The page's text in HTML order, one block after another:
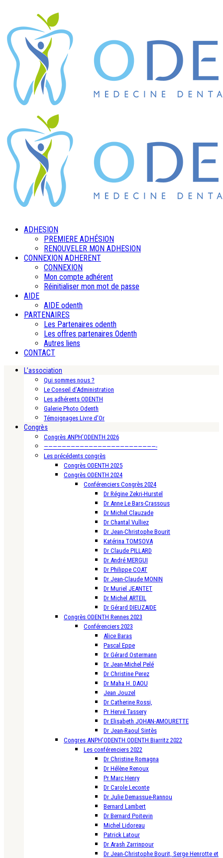
ADHESION
PREMIERE ADHÉSION
RENOUVELER MON ADHESION
CONNEXION ADHERENT
CONNEXION
Mon compte adhérent
Réinitialiser mon mot de passe
AIDE
AIDE odenth
PARTENAIRES
Les Partenaires odenth
Les offres partenaires Odenth
Autres liens
CONTACT
L’association
Qui sommes nous ?
Le Conseil d’Administration
Les adhérents ODENTH
Galerie Photo Odenth
Témoignages Livre d’Or
Congrès
Congrès ANPH’ODENTH 2026
—————————————————————————-
Les précédents congrès
Congrès ODENTH 2025
Congrès ODENTH 2024
Conférenciers Congrès 2024
Dr Régine Zekri-Hurstel
Dr Anne Le Bars-Crassous
Dr Michel Clauzade
Dr Chantal Vulliez
Dr Jean-Christophe Bourit
Katérina TOMSOVA
Dr Claude PILLARD
Dr André MERGUI
Dr Philippe COAT
Dr Jean-Claude MONIN
Dr Muriel JEANTET
Dr Michel ARTEIL
Dr Gérard DIEUZAIDE
Congrès ODENTH Rennes 2023
Conférenciers 2023
Alice Baras
Pascal Eppe
Dr Gérard Ostermann
Dr Jean-Michel Pelé
Dr Christine Perez
Dr Maha H. DAOU
Jean Jouzel
Dr Catherine Rossi,
Pr Hervé Tassery
Dr Elisabeth JOHAN-AMOURETTE
Dr Jean-Raoul Sintès
Congres ANPH’ODENTH ODENTH Biarritz 2022
Les conférenciers 2022
Dr Christine Romagna
Dr Hélène Renoux
Pr Marc Henry
Dr Carole Leconte
Dr Julie Demassue-Rannou
Bernard Lambert
Dr Bernard Poitevin
Michel Lidoreau
Patrick Latour
Dr Arash Zarrinpour
Dr Jean-Christophe Bourit, Serge Henrotte et